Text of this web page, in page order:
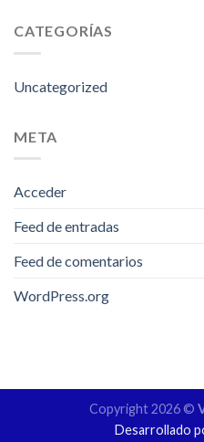
CATEGORÍAS
Uncategorized
META
Acceder
Feed de entradas
Feed de comentarios
WordPress.org
Copyright 2026 ©
Desarrollado